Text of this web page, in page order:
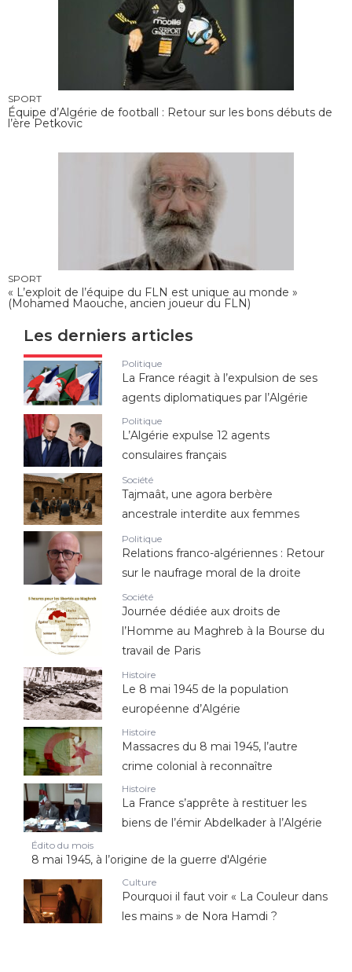
SPORT
Équipe d’Algérie de football : Retour sur les bons débuts de
l’ère Petkovic
SPORT
« L’exploit de l’équipe du FLN est unique au monde »
(Mohamed Maouche, ancien joueur du FLN)
Les derniers articles
Politique
La France réagit à l’expulsion de ses
agents diplomatiques par l’Algérie
Politique
L’Algérie expulse 12 agents
consulaires français
Société
Tajmaât, une agora berbère
ancestrale interdite aux femmes
Politique
Relations franco-algériennes : Retour
sur le naufrage moral de la droite
Société
Journée dédiée aux droits de
l’Homme au Maghreb à la Bourse du
travail de Paris
Histoire
Le 8 mai 1945 de la population
européenne d’Algérie
Histoire
Massacres du 8 mai 1945, l’autre
crime colonial à reconnaître
Histoire
La France s’apprête à restituer les
biens de l’émir Abdelkader à l’Algérie
Édito du mois
8 mai 1945, à l’origine de la guerre d'Algérie
Culture
Pourquoi il faut voir « La Couleur dans
les mains » de Nora Hamdi ?